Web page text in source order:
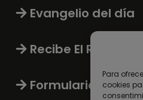
Para
cookies
Evangelio del día
Recibe El Rosario
Formulario de